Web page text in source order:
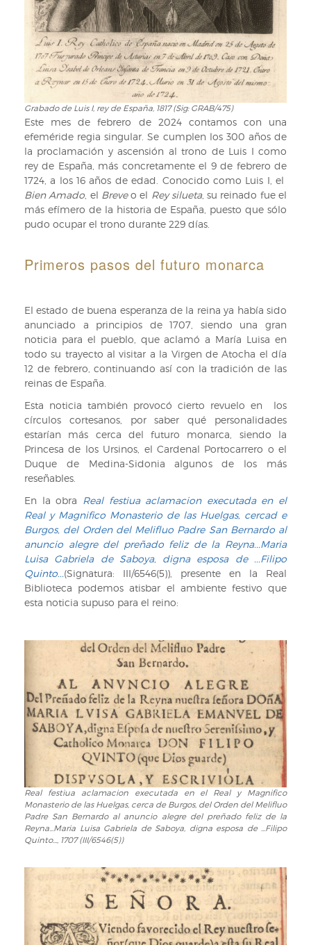
Grabado de Luis I, rey de España, 1817 (Sig: GRAB/475)
Este mes de febrero de 2024 contamos con una
efeméride regia singular. Se cumplen los 300 años de
la proclamación y ascensión al trono de Luis I como
rey de España, más concretamente el 9 de febrero de
1724, a los 16 años de edad. Conocido como Luis I, el
Bien Amado, el Breveo el Rey silueta, su reinado fue el
más efímero de la historia de España, puesto que sólo
pudo ocupar el trono durante 229 días.
Primeros pasos del futuro monarca
El estado de buena esperanza de la reina ya había sido
anunciado a principios de 1707, siendo una gran
noticia para el pueblo, que aclamó a María Luisa en
todo su trayecto al visitar a la Virgen de Atocha el día
12 de febrero, continuando así con la tradición de las
reinas de España.
Esta noticia también provocó cierto revuelo en los
círculos cortesanos, por saber qué personalidades
estarían más cerca del futuro monarca, siendo la
Princesa de los Ursinos, el Cardenal Portocarrero o el
Duque de Medina-Sidonia algunos de los más
reseñables.
En la obra Real festiua aclamacion executada en el
Real y Magnifico Monasterio de las Huelgas, cercad e
Burgos, del Orden del Melifluo Padre San Bernardo al
anuncio alegre del preñado feliz de la Reyna...Maria
Luisa Gabriela de Saboya, digna esposa de ...Filipo
Quinto...(Signatura: III/6546(5)), presente en la Real
Biblioteca podemos atisbar el ambiente festivo que
esta noticia supuso para el reino:
Real
festiua
aclamacion
executada
el
Real
Magnifico
Monasterio
Real festiua aclamacion executada en el Real y Magnifico
Monasterio de las Huelgas, cerca de Burgos, del Orden del Melifluo
Padre San Bernardo al anuncio alegre del preñado feliz de la
Reyna...Maria Luisa Gabriela de Saboya, digna esposa de ...Filipo
Quinto..., 1707 (III/6546(5))